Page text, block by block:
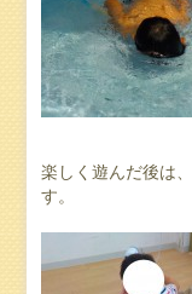
楽しく遊んだ後は
す。